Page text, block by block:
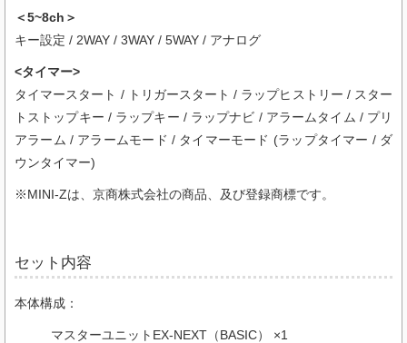
＜5~8ch＞
キー設定 / 2WAY / 3WAY / 5WAY / アナログ
<タイマー>
タイマースタート / トリガースタート / ラップヒストリー / スター
トストップキー / ラップキー / ラップナビ / アラームタイム / プリ
アラーム / アラームモード / タイマーモード (ラップタイマー / ダ
ウンタイマー)
※MINI-Zは、京商株式会社の商品、及び登録商標です。
セット内容
本体構成：
マスターユニットEX-NEXT（BASIC） ×1